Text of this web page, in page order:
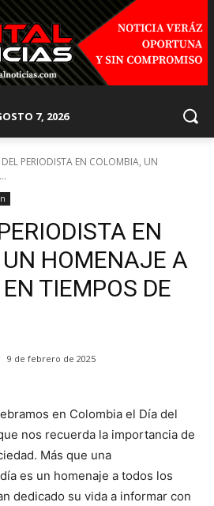
7, 2026
DEL PERIODISTA EN COLOMBIA, UN
EN
HOMENAJE A
TIEMPOS DE
9 de febrero de 2025
en Colombia el Día del
nos recuerda la importancia de
Más que una
es un homenaje a todos los
dedicado su vida a informar con